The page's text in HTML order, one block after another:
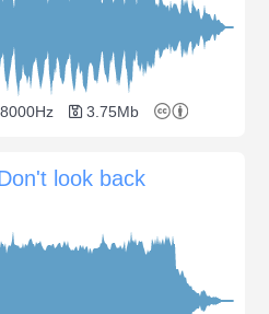
3.75Mb
look back